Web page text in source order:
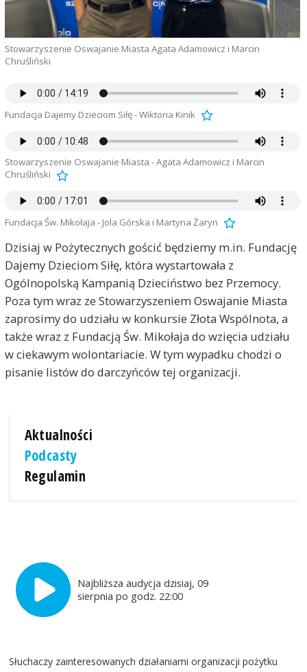
Stowarzyszenie Oswajanie Miasta Agata Adamowicz i Marcin
Chruśliński
Fundacja Dajemy Dzieciom Siłę - Wiktoria Kinik
Stowarzyszenie Oswajanie Miasta - Agata Adamowicz i Marcin
Chruśliński
Fundacja Św. Mikołaja - Jola Górska i Martyna Żaryn
Dzisiaj w Pożytecznych gościć będziemy m.in. Fundację
Dajemy Dzieciom Siłę, która wystartowała z
Ogólnopolską Kampanią Dzieciństwo bez Przemocy.
Poza tym wraz ze Stowarzyszeniem Oswajanie Miasta
zaprosimy do udziału w konkursie Złota Wspólnota, a
także wraz z Fundacją Św. Mikołaja do wzięcia udziału
w ciekawym wolontariacie. W tym wypadku chodzi o
pisanie listów do darczyńców tej organizacji.
Aktualności
Podcasty
Regulamin
Najbliższa audycja dzisiaj, 09
sierpnia po godz. 22:00
Słuchaczy zainteresowanych działaniami organizacji pożytku